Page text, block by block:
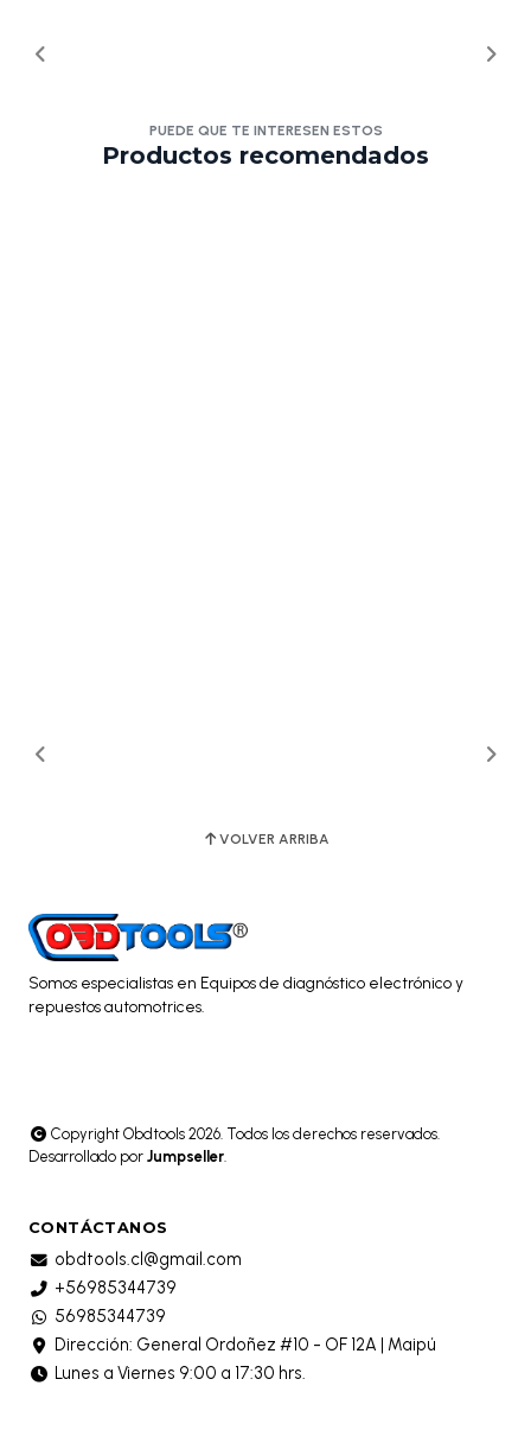
PUEDE QUE TE INTERESEN ESTOS
Productos recomendados
VOLVER ARRIBA
Somos especialistas en Equipos de diagnóstico electrónico y
repuestos automotrices.
Copyright Obdtools 2026. Todos los derechos reservados.
Desarrollado por Jumpseller.
CONTÁCTANOS
obdtools.cl@gmail.com
+56985344739
56985344739
Dirección: General Ordoñez #10 - OF 12A | Maipú
Lunes a Viernes 9:00 a 17:30 hrs.